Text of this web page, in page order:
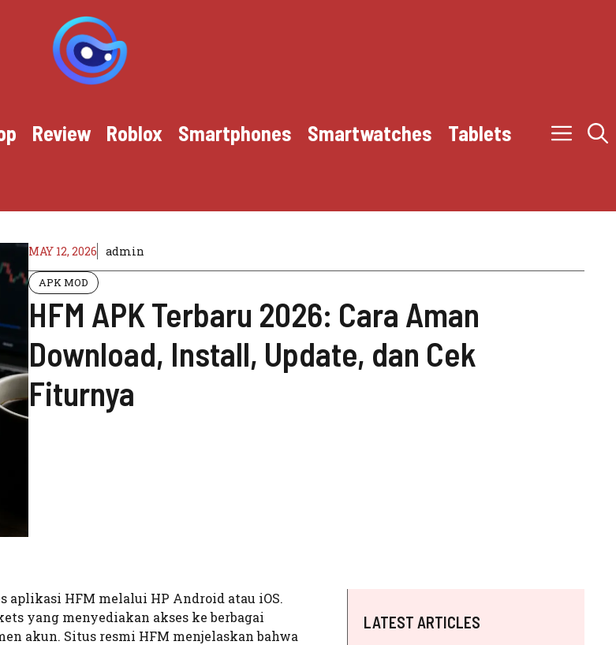
Review Roblox Smartphones Smartwatches Tablets
MAY 12, 2026 admin
APK MOD
HFM APK Terbaru 2026: Cara Aman
Download, Install, Update, dan Cek
Fiturnya
HFM melalui HP Android atau iOS.
yang menyediakan akses ke berbagai
akun. Situs resmi HFM menjelaskan bahwa
LATEST ARTICLES